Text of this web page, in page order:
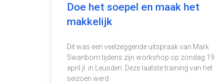
Doe het soepel en maak het
makkelijk
Dit was een veelzeggende uitspraak van Mark
Swanborn tijdens zijn workshop op zondag 19
april jl. in Leusden. Deze laatste training van het
seizoen werd